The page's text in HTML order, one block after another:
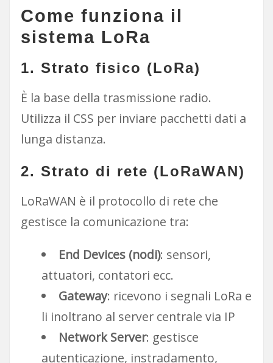
Come funziona il
sistema LoRa
1. Strato fisico (LoRa)
È la base della trasmissione radio.
Utilizza il CSS per inviare pacchetti dati a
lunga distanza.
2. Strato di rete (LoRaWAN)
LoRaWAN è il protocollo di rete che
gestisce la comunicazione tra:
End Devices (nodi): sensori,
attuatori, contatori ecc.
Gateway: ricevono i segnali LoRa e
li inoltrano al server centrale via IP
Network Server: gestisce
autenticazione, instradamento,